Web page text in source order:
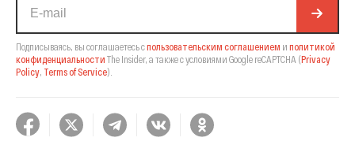
Подписываясь, вы соглашаетесь спользовательским соглашением и политикой
конфиденциальности The Insider, а также с условиями Google reCAPTCHA (Privacy
Policy Terms of Service).